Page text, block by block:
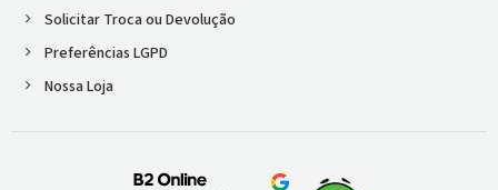
Solicitar Troca ou Devolução
Preferências LGPD
Nossa Loja